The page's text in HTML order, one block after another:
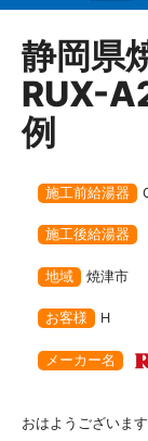
静岡県
RUX-
例
施工前給湯器
施工後給湯器
地域 焼津市
お客様 H
メーカー名
おはようございます